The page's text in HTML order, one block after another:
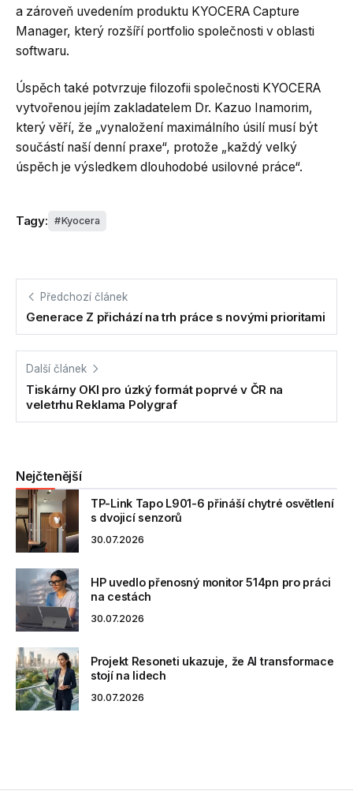
a zároveň uvedením produktu KYOCERA Capture
Manager, který rozšíří portfolio společnosti v oblasti
softwaru.
Úspěch také potvrzuje filozofii společnosti KYOCERA
vytvořenou jejím zakladatelem Dr. Kazuo Inamorim,
který věří, že „vynaložení maximálního úsilí musí být
součástí naší denní praxe“, protože „každý velký
úspěch je výsledkem dlouhodobé usilovné práce“.
Tagy: Kyocera
Předchozí článek
Generace Z přichází na trh práce s novými prioritami
Další článek
Tiskárny OKI pro úzký formát poprvé v ČR na
veletrhu Reklama Polygraf
Nejčtenější
TP-Link Tapo L901-6 přináší chytré osvětlení
s dvojicí senzorů
30.07.2026
HP uvedlo přenosný monitor 514pn pro práci
na cestách
30.07.2026
Projekt Resoneti ukazuje, že AI transformace
stojí na lidech
30.07.2026